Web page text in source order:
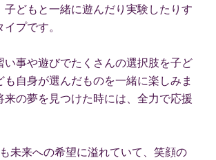
子どもと一緒に遊んだり実験したりす
プです。
い事や遊びでたくさんの選択肢を子ど
も自身が選んだものを一緒に楽しみま
来の夢を見つけた時には、全力で応援
未来への希望に溢れていて、笑顔の